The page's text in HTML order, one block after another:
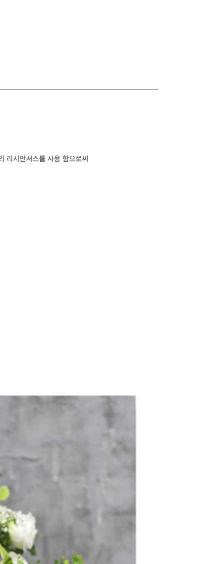
리시안셔스를 사용 함으로써